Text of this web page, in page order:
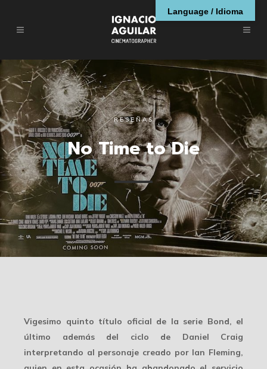
RESEÑAS
No Time to Die
Vigesimo quinto título oficial de la serie Bond, el
último además del ciclo de Daniel Craig
interpretando al personaje creado por Ian Fleming,
Language / Idioma